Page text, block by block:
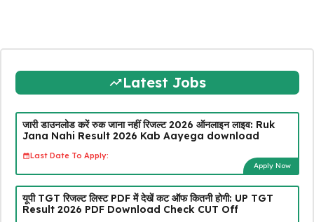
Latest Jobs
जारी डाउनलोड करें रुक जाना नहीं रिजल्ट 2026 ऑनलाइन लाइव: Ruk
Jana Nahi Result 2026 Kab Aayega download
Last Date To Apply:
Apply Now
यूपी TGT रिजल्ट लिस्ट PDF में देखें कट ऑफ कितनी होगी: UP TGT
Result 2026 PDF Download Check CUT Off